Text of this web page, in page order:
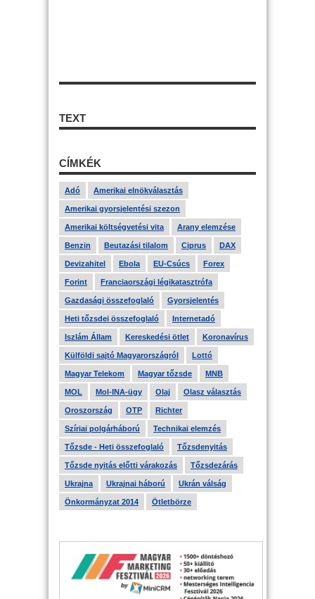
TEXT
CÍMKÉK
Adó Amerikai elnökválasztás
Amerikai gyorsjelentési szezon
Amerikai költségvetési vita Arany elemzése
Benzin Beutazási tilalom Ciprus DAX
Devizahitel Ebola EU-Csúcs Forex
Forint Franciaországi légikatasztrófa
Gazdasági összefoglaló Gyorsjelentés
Heti tőzsdei összefoglaló Internetadó
Iszlám Állam Kereskedési ötlet Koronavírus
Külföldi sajtó Magyarországról Lottó
Magyar Telekom Magyar tőzsde MNB
MOL Mol-INA-ügy Olaj Olasz választás
Oroszország OTP Richter
Szíriai polgárháború Technikai elemzés
Tőzsde - Heti összefoglaló Tőzsdenyitás
Tőzsde nyitás előtti várakozás Tőzsdezárás
Ukrajna Ukrajnai háború Ukrán válság
Önkormányzat 2014 Ötletbörze